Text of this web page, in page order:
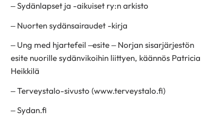
– Sydänlapset ja -aikuiset ry:n arkisto
– Nuorten sydänsairaudet -kirja
– Ung med hjartefeil –esite – Norjan sisarjärjestön
esite nuorille sydänvikoihin liittyen, käännös Patricia
Heikkilä
– Terveystalo-sivusto (www.terveystalo.fi)
– Sydan.fi